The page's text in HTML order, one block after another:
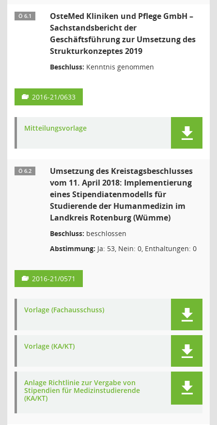
Ö 6.1
OsteMed Kliniken und Pflege GmbH –
Sachstandsbericht der
Geschäftsführung zur Umsetzung des
Strukturkonzeptes 2019
Beschluss: Kenntnis genommen
2016-21/0633
Mitteilungsvorlage
Ö 6.2
Umsetzung des Kreistagsbeschlusses
vom 11. April 2018: Implementierung
eines Stipendiatenmodells für
Studierende der Humanmedizin im
Landkreis Rotenburg (Wümme)
Beschluss: beschlossen
Abstimmung: Ja: 53, Nein: 0, Enthaltungen: 0
2016-21/0571
Vorlage (Fachausschuss)
Vorlage (KA/KT)
Anlage Richtlinie zur Vergabe von
Stipendien für Medizinstudierende
(KA/KT)